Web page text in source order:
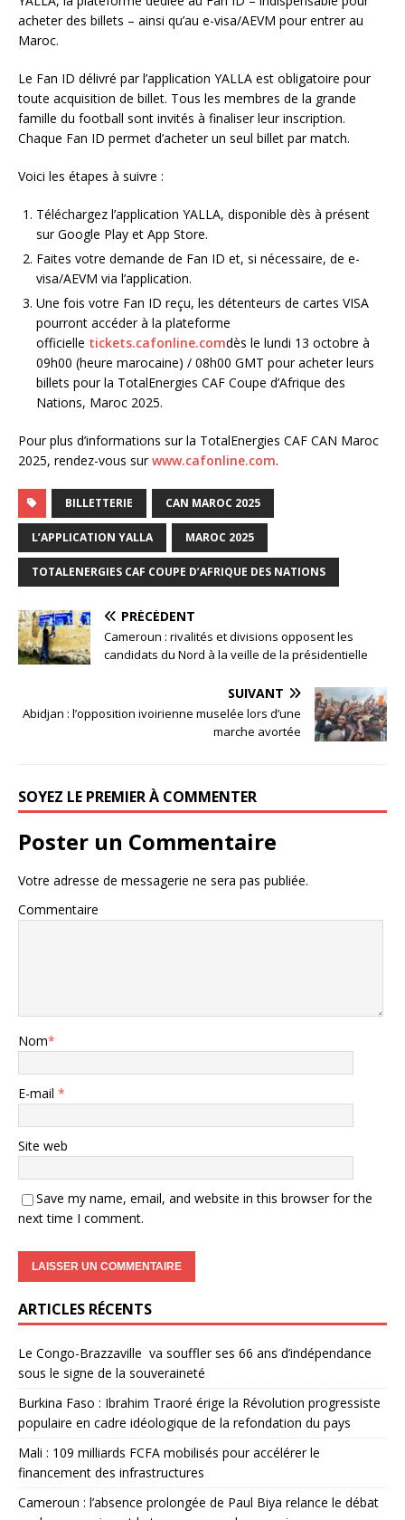
acheter des billets – ainsi qu’au e-visa/AEVM pour entrer au
Maroc.
Le Fan ID délivré par l’application YALLA est obligatoire pour
toute acquisition de billet. Tous les membres de la grande
famille du football sont invités à finaliser leur inscription.
Chaque Fan ID permet d’acheter un seul billet par match.
Voici les étapes à suivre :
Téléchargez l’application YALLA, disponible dès à présent
sur Google Play et App Store.
Faites votre demande de Fan ID et, si nécessaire, de e-
visa/AEVM via l’application.
Une fois votre Fan ID reçu, les détenteurs de cartes VISA
pourront accéder à la plateforme
officielle tickets.cafonline.comdès le lundi 13 octobre à
09h00 (heure marocaine) / 08h00 GMT pour acheter leurs
billets pour la TotalEnergies CAF Coupe d’Afrique des
Nations, Maroc 2025.
Pour plus d’informations sur la TotalEnergies CAF CAN Maroc
2025, rendez-vous surwww.cafonline.com.
BILLETTERIE CAN MAROC 2025
L’APPLICATION YALLA MAROC 2025
TOTALENERGIES CAF COUPE D’AFRIQUE DES NATIONS
PRÉCÉDENT
Cameroun : rivalités et divisions opposent les
candidats du Nord à la veille de la présidentielle
SUIVANT
Abidjan : l’opposition ivoirienne muselée lors d’une
marche avortée
SOYEZ LE PREMIER À COMMENTER
Poster un Commentaire
Votre adresse de messagerie ne sera pas publiée.
Commentaire
Nom*
E-mail *
Site web
Save my name, email, and website in this browser for the
next time I comment.
ARTICLES RÉCENTS
Le Congo-Brazzaville va souffler ses 66 ans d’indépendance
sous le signe de la souveraineté
Burkina Faso : Ibrahim Traoré érige la Révolution progressiste
populaire en cadre idéologique de la refondation du pays
Mali : 109 milliards FCFA mobilisés pour accélérer le
financement des infrastructures
Cameroun : l’absence prolongée de Paul Biya relance le débat